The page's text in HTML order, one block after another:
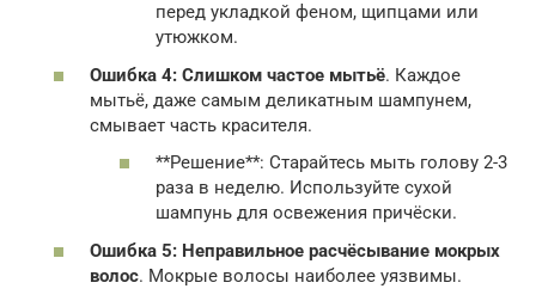
перед укладкой феном, щипцами или
утюжком.
Ошибка 4: Слишком частое мытьё. Каждое
мытьё, даже самым деликатным шампунем,
смывает часть красителя.
**Решение**: Старайтесь мыть голову 2-3
раза в неделю. Используйте сухой
шампунь для освежения причёски.
Ошибка 5: Неправильное расчёсывание мокрых
волос. Мокрые волосы наиболее уязвимы.